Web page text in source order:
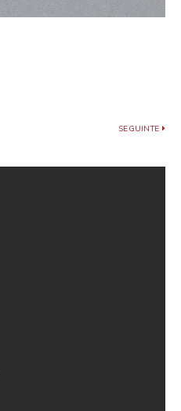
SEGUINTE